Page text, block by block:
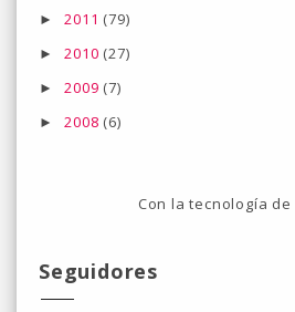
►2011 (79)
►2010 (27)
►2009 (7)
►2008 (6)
Con la tecnología de
Seguidores